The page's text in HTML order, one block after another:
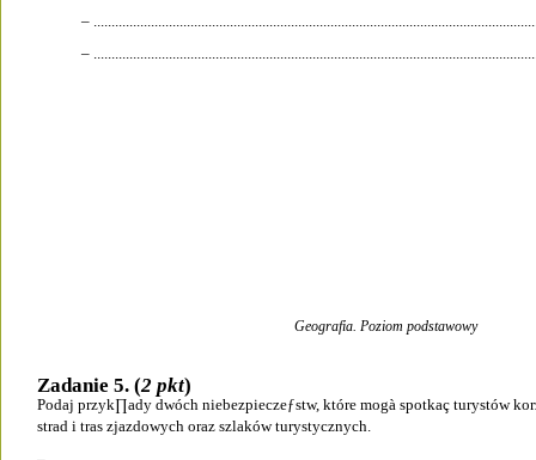
–
–
Geografia. Poziom podstawowy
Zadanie 5. (2 pkt)
Podaj przyk∏ady dwóch niebezpieczeƒstw, które mogà spotkaç turystów
strad i tras zjazdowych oraz szlaków turystycznych.